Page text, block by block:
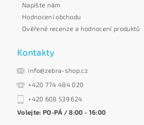
Napište nám
Hodnocení obchodu
Ověřené recenze a hodnocení produktů
Kontakty
info@zebra-shop.cz
+420 774 484 020
+420 608 539 624
Volejte: PO-PÁ / 8:00 - 16:00